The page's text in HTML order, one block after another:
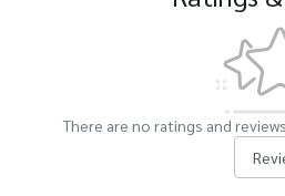
There are no ratings and